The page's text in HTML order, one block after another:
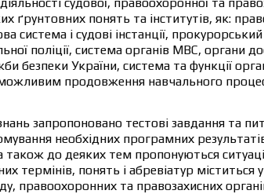
ґрунтовних понять та інститутів, як:
система і судові інстанції,
поліції, система органів МВС, органи
безпеки України, система та функції
продовження навчального
запропоновано тестові завдання та
необхідних програмних
до деяких тем пропонуються
термінів, понять і абревіатур
правоохоронних та правозахисних